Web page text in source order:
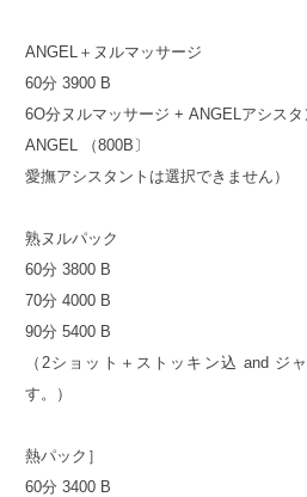
ANGEL＋ヌルマッサージ
60分 3900 B
6O分ヌルマッサージ + ANGELアシスタ
ANGEL （800B〕
愛撫アシスタントは選択できません）
熟ヌルパック
60分 3800 B
70分 4000 B
90分 5400 B
（2ショット＋ストッキン込 and ジ
す。）
熱パック］
60分 3400 B